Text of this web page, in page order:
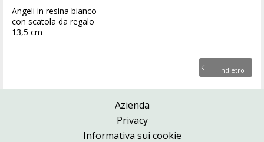
Angeli in resina bianco
con scatola da regalo
13,5 cm
Indietro
Azienda
Privacy
Informativa sui cookie